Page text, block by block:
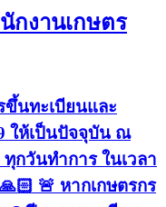
กงานเกษตร
ขึ้นทะเบียนและ
ให้เป็นปัจจุบัน ณ
กวันทำการ ในเวลา
🚨 หากเกษตรกร